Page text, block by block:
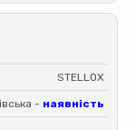
STELLOX
- наявність